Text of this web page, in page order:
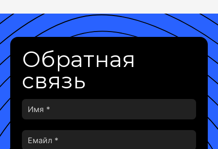
Обратная
связь